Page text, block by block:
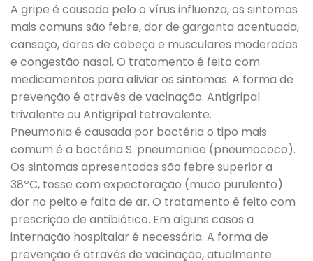
A gripe é causada pelo o vírus influenza, os sintomas
mais comuns são febre, dor de garganta acentuada,
cansaço, dores de cabeça e musculares moderadas
e congestão nasal. O tratamento é feito com
medicamentos para aliviar os sintomas. A forma de
prevenção é através de vacinação. Antigripal
trivalente ou Antigripal tetravalente.
Pneumonia é causada por bactéria o tipo mais
comum é a bactéria S. pneumoniae (pneumococo).
Os sintomas apresentados são febre superior a
38ºC, tosse com expectoração (muco purulento)
dor no peito e falta de ar. O tratamento é feito com
prescrição de antibiótico. Em alguns casos a
internação hospitalar é necessária. A forma de
prevenção é através de vacinação, atualmente